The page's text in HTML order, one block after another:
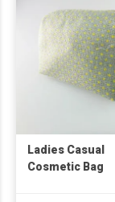
Ladies Casual
Cosmetic Bag